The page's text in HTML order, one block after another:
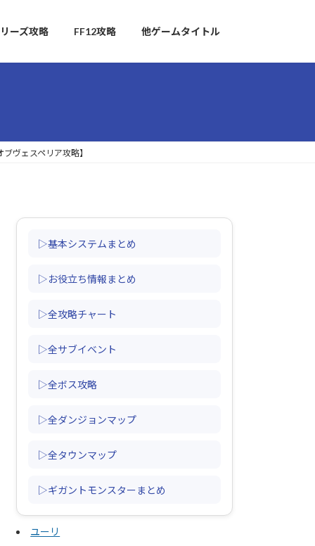
ーズ攻略 FF12攻略 他ゲームタイトル
ヴェスペリア攻略】
▷基本システムまとめ
▷お役立ち情報まとめ
▷全攻略チャート
▷全サブイベント
▷全ボス攻略
▷全ダンジョンマップ
▷全タウンマップ
▷ギガントモンスターまとめ
ユーリ